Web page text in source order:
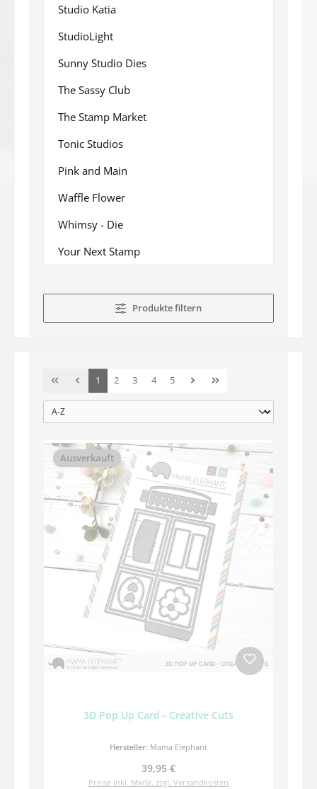
Studio Katia
StudioLight
Sunny Studio Dies
The Sassy Club
The Stamp Market
Tonic Studios
Pink and Main
Waffle Flower
Whimsy - Die
Your Next Stamp
Produkte filtern
Seite
1 Seite
2 Seite
3 Seite
4 Seite
5
Ausverkauft
3D Pop Up Card - Creative Cuts
Hersteller: Mama Elephant
Regulärer Preis:
39,95 €
Preise inkl. MwSt. zzgl. Versandkosten